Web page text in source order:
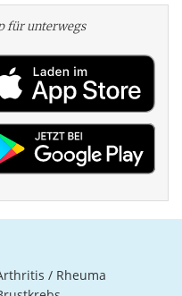
für unterwegs
/ Rheuma